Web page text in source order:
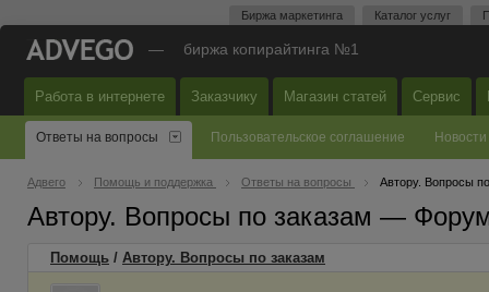
Биржа маркетинга Каталог услуг
— биржа копирайтинга №1
Работа в интернете Заказчику Магазин статей Сервис
Ответы на вопросы Пользовательское соглашение Новости
Адвего Помощь и поддержка Ответы на вопросы Автору. Вопросы
Автору. Вопросы по заказам —
Помощь / Автору. Вопросы по заказам